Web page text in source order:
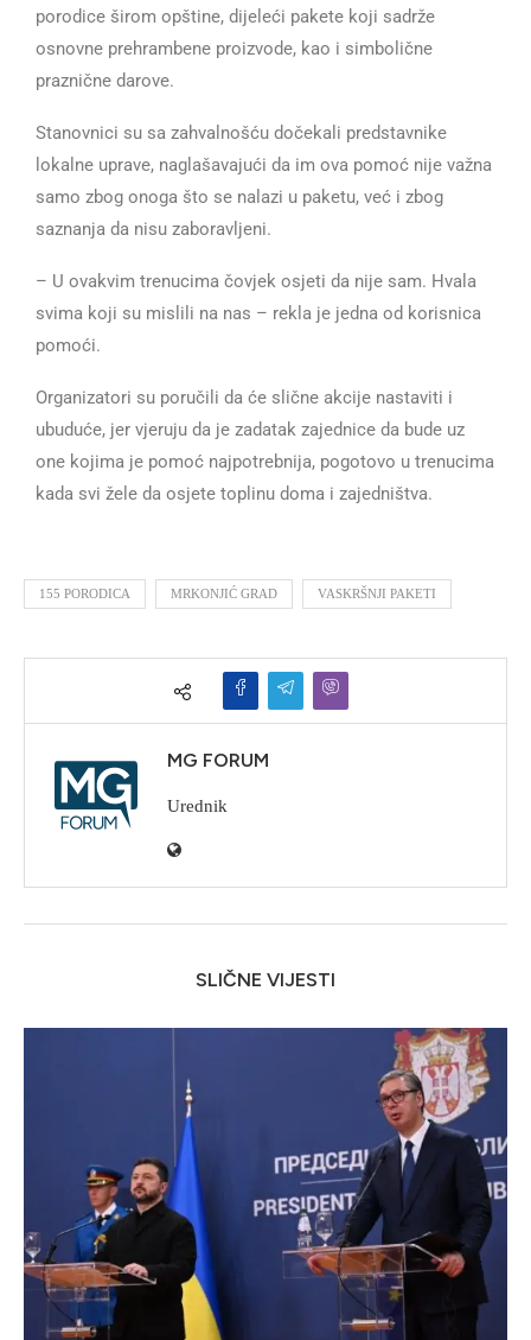
porodice širom opštine, dijeleći pakete koji sadrže
osnovne prehrambene proizvode, kao i simbolične
praznične darove.
Stanovnici su sa zahvalnošću dočekali predstavnike
lokalne uprave, naglašavajući da im ova pomoć nije važna
samo zbog onoga što se nalazi u paketu, već i zbog
saznanja da nisu zaboravljeni.
– U ovakvim trenucima čovjek osjeti da nije sam. Hvala
svima koji su mislili na nas – rekla je jedna od korisnica
pomoći.
Organizatori su poručili da će slične akcije nastaviti i
ubuduće, jer vjeruju da je zadatak zajednice da bude uz
one kojima je pomoć najpotrebnija, pogotovo u trenucima
kada svi žele da osjete toplinu doma i zajedništva.
155 PORODICA MRKONJIĆ GRAD VASKRŠNJI PAKETI
MG FORUM
Urednik
SLIČNE VIJESTI